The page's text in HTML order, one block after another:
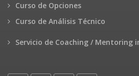
Curso de Opciones
Curso de Análisis Técnico
Servicio de Coaching / Mentoring